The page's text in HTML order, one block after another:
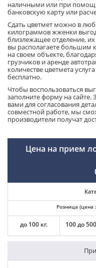
наличными или при
банковскую карту или
Сдать цветмет можно в
килограммов жженки
близлежащее отделение,
вы располагаете большим
на своем объекте,
грузчиков и аренде
количестве цветмета
бесплатно.
Чтобы воспользоваться
заполните форму на
вами для согласования
совместной работе, мы
производители получат
Цена на прием
Розница (цена
до 100 кг. 100 до